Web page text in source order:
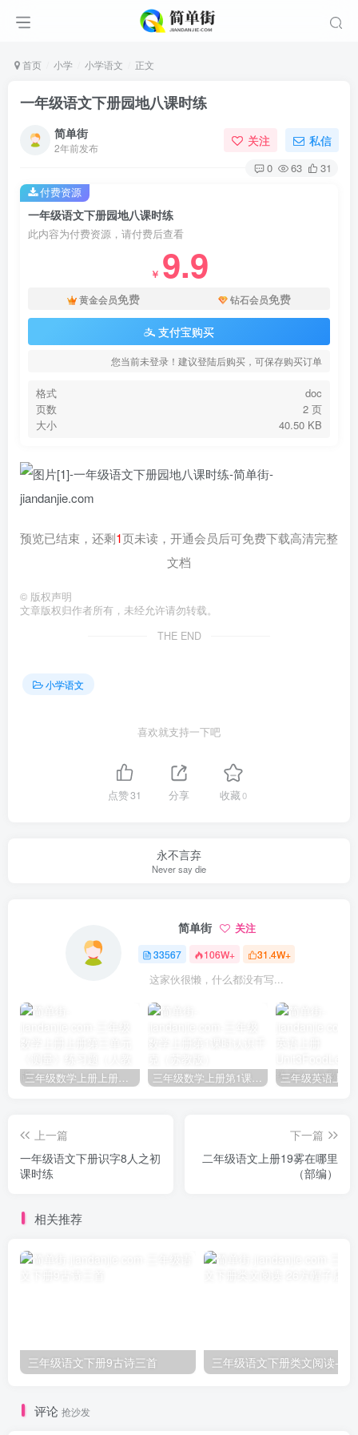
首页 小学 小学语文 正文
一年级语文下册园地八课时练
简单街
2年前发布 关注 私信
0 63 31
一年级语文下册园地八课时练
此内容为付费资源，请付费后查看
￥ 9.9
黄金会员免费 钻石会员免费
支付宝购买
您当前未登录！建议登陆后购买，可保存购买订单
格式
doc
页数
2 页
大小
40.50 KB
付费资源
预览已结束，还剩1页未读，开通会员后可免费下载高清完整
文档
© 版权声明
文章版权归作者所有，未经允许请勿转载。
THE END
小学语文
喜欢就支持一下吧
点赞31 分享 收藏0
永不言弃
Never say die
简单街 关注
33567 106W+ 31.4W+
这家伙很懒，什么都没有写...
上一篇
一年级语文下册识字8人之初
课时练
下一篇
二年级语文上册19雾在哪里
（部编）
相关推荐
三年级语文下册9古诗三首
评论 抢沙发